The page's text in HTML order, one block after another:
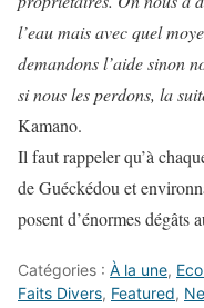
l’eau mais avec quel
demandons l’aide sinon
si nous les perdons, la
Kamano.
Il faut rappeler qu’à
de Guéckédou et
posent d’énormes dégâts
Catégories : À la une,
Faits Divers, Featured,